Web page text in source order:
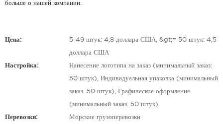
больше о нашей компании.
Цена: 5-49 штук: 4,8 доллара США, &gt;= 50 штук: 4,5
доллара США
Настройка: Нанесение логотипа на заказ (минимальный заказ:
50 штук), Индивидуальная упаковка (минимальный
заказ: 50 штук), Графическое оформление
(минимальный заказ: 50 штук)
Перевозки: Морские грузоперевозки